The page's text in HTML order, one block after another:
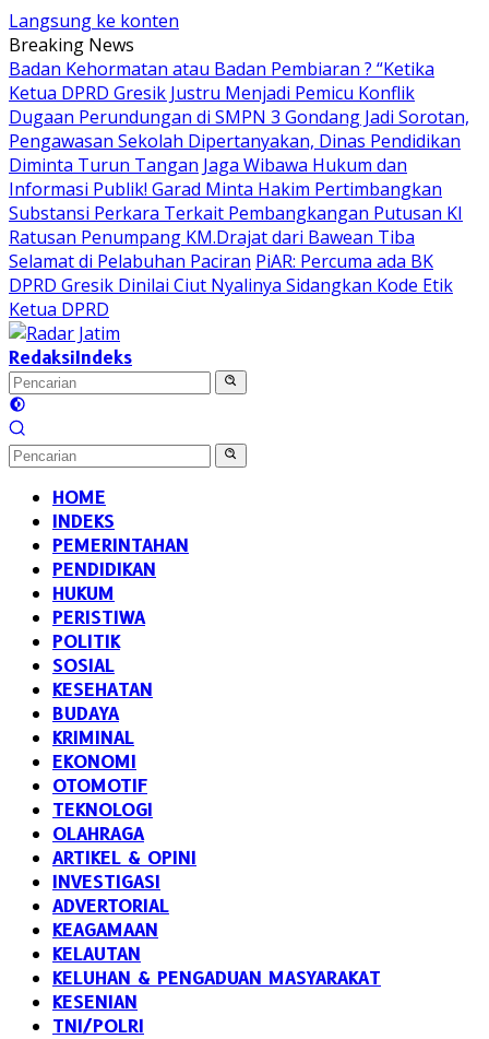
Langsung ke konten
Breaking News
Badan Kehormatan atau Badan Pembiaran ? “Ketika
Ketua DPRD Gresik Justru Menjadi Pemicu Konflik
Dugaan Perundungan di SMPN 3 Gondang Jadi Sorotan,
Pengawasan Sekolah Dipertanyakan, Dinas Pendidikan
Diminta Turun Tangan Jaga Wibawa Hukum dan
Informasi Publik! Garad Minta Hakim Pertimbangkan
Substansi Perkara Terkait Pembangkangan Putusan KI
Ratusan Penumpang KM.Drajat dari Bawean Tiba
Selamat di Pelabuhan Paciran PiAR: Percuma ada BK
DPRD Gresik Dinilai Ciut Nyalinya Sidangkan Kode Etik
Ketua DPRD
RedaksiIndeks
HOME
INDEKS
PEMERINTAHAN
PENDIDIKAN
HUKUM
PERISTIWA
POLITIK
SOSIAL
KESEHATAN
BUDAYA
KRIMINAL
EKONOMI
OTOMOTIF
TEKNOLOGI
OLAHRAGA
ARTIKEL & OPINI
INVESTIGASI
ADVERTORIAL
KEAGAMAAN
KELAUTAN
KELUHAN & PENGADUAN MASYARAKAT
KESENIAN
TNI/POLRI